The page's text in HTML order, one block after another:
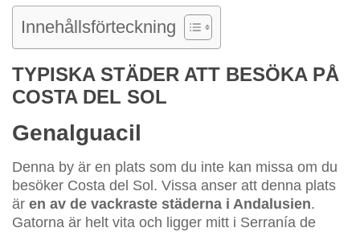
Innehållsförteckning
TYPISKA STÄDER ATT BESÖKA PÅ
COSTA DEL SOL
Genalguacil
Denna by är en plats som du inte kan missa om du
besöker Costa del Sol. Vissa anser att denna plats
är en av de vackraste städerna i Andalusien.
Gatorna är helt vita och ligger mitt i Serranía de